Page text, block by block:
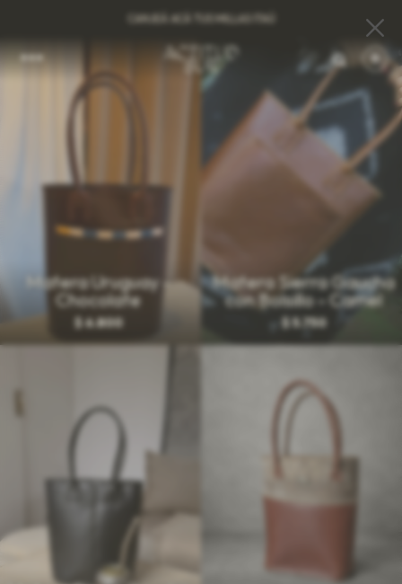
0
CANJEÁ ACÁ TUS MILLAS ITAÚ
Matera Uruguay -
Chocolate
$6.800
Matera Sierra Gaucha
con Bolsillo - Camel
$5.750